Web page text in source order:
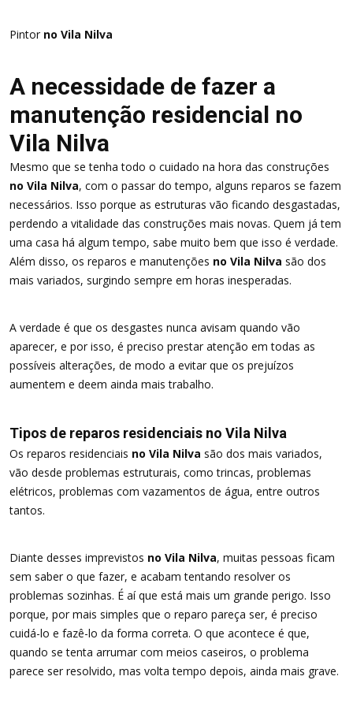
Pintor no Vila Nilva
A necessidade de fazer a
manutenção residencial no
Vila Nilva
Mesmo que se tenha todo o cuidado na hora das construções
no Vila Nilva, com o passar do tempo, alguns reparos se fazem
necessários. Isso porque as estruturas vão ficando desgastadas,
perdendo a vitalidade das construções mais novas. Quem já tem
uma casa há algum tempo, sabe muito bem que isso é verdade.
Além disso, os reparos e manutenções no Vila Nilva são dos
mais variados, surgindo sempre em horas inesperadas.
A verdade é que os desgastes nunca avisam quando vão
aparecer, e por isso, é preciso prestar atenção em todas as
possíveis alterações, de modo a evitar que os prejuízos
aumentem e deem ainda mais trabalho.
Tipos de reparos residenciais no Vila Nilva
Os reparos residenciais no Vila Nilva são dos mais variados,
vão desde problemas estruturais, como trincas, problemas
elétricos, problemas com vazamentos de água, entre outros
tantos.
Diante desses imprevistos no Vila Nilva, muitas pessoas ficam
sem saber o que fazer, e acabam tentando resolver os
problemas sozinhas. É aí que está mais um grande perigo. Isso
porque, por mais simples que o reparo pareça ser, é preciso
cuidá-lo e fazê-lo da forma correta. O que acontece é que,
quando se tenta arrumar com meios caseiros, o problema
parece ser resolvido, mas volta tempo depois, ainda mais grave.